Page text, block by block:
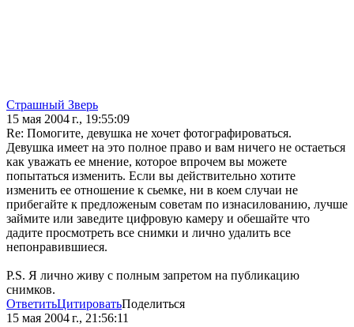
Страшный Зверь
15 мая 2004 г., 19:55:09
Re: Помогите, девушка не хочет фотографироваться.
Девушка имеет на это полное право и вам ничего не остаеться
как уважать ее мнение, которое впрочем вы можете
попытаться изменить. Если вы действительно хотите
изменить ее отношение к сьемке, ни в коем случаи не
прибегайте к предложеным советам по изнасилованию, лучше
займите или заведите цифровую камеру и обешайте что
дадите просмотреть все снимки и лично удалить все
непонравившиеся.
P.S. Я лично живу с полным запретом на публикацию
снимков.
ОтветитьЦитироватьПоделиться
15 мая 2004 г., 21:56:11